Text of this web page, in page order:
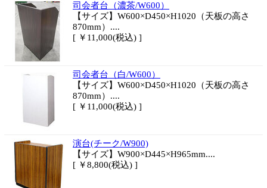
司会者台（濃茶/W600）
【サイズ】W600×D450×H1020（天板の高さ
870mm）....
[ ￥11,000(税込) ]
司会者台（白/W600）
【サイズ】W600×D450×H1020（天板の高さ
870mm）....
[ ￥11,000(税込) ]
演台(チーク/W900)
【サイズ】W900×D445×H965mm....
[ ￥8,800(税込) ]